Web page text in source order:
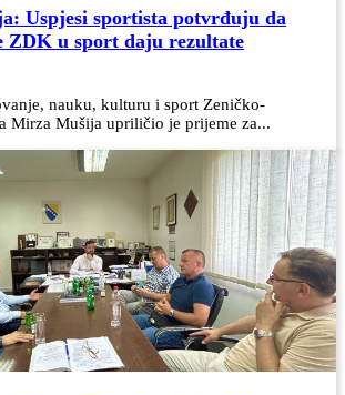
Uspjesi sportista potvrđuju da
ZDK u sport daju rezultate
nauku, kulturu i sport Zeničko-
Mirza Mušija upriličio je prijeme za...